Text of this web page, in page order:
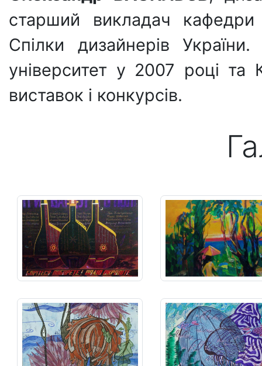
старший викладач
Спілки дизайнерів
університет у 2007 році
виставок і конкурсів.